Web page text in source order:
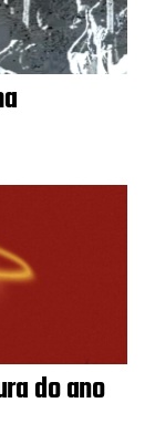
do ano